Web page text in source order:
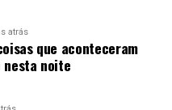
atrás
que aconteceram
nesta noite